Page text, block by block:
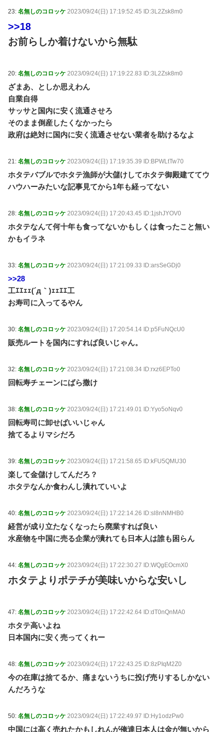
23: 名無しのコロッケ 2023/09/24(日) 17:19:52.45 ID:3L2Zsk8m0
>>18
お前らしか着けないから無駄
20: 名無しのコロッケ 2023/09/24(日) 17:19:22.83 ID:3L2Zsk8m0
ざまあ、としか思えわん
自業自得
サッサと国内に安く流通させろ
そのまま倒産したくなかったら
政府は絶対に国内に安く流通させない業者を助けるなよ
21: 名無しのコロッケ 2023/09/24(日) 17:19:35.39 ID:BPWLtTw70
ホタテバブルでホタテ漁師が大儲けしてホタテ御殿建ててウ
ハウハーみたいな記事見てから1年も経ってない
28: 名無しのコロッケ 2023/09/24(日) 17:20:43.45 ID:1jshJYOV0
ホタテなんて何十年も食ってないかもしくは食ったこと無い
かもイラネ
33: 名無しのコロッケ 2023/09/24(日) 17:21:09.33 ID:arsSeGDj0
>>28
工ｴｴｪｪ(´д｀)ｪｪｴｴ工
お寿司に入ってるやん
30: 名無しのコロッケ 2023/09/24(日) 17:20:54.14 ID:p5FuNQcU0
販売ルートを国内にすれば良いじゃん。
32: 名無しのコロッケ 2023/09/24(日) 17:21:08.34 ID:rxz6EPTo0
回転寿チェーンにばら撒け
38: 名無しのコロッケ 2023/09/24(日) 17:21:49.01 ID:Yyo5oNqv0
回転寿司に卸せばいいじゃん
捨てるよりマシだろ
39: 名無しのコロッケ 2023/09/24(日) 17:21:58.65 ID:kFU5QMU30
楽して金儲けしてんだろ？
ホタテなんか食わんし潰れていいよ
40: 名無しのコロッケ 2023/09/24(日) 17:22:14.26 ID:sl8nNMHB0
経営が成り立たなくなったら廃業すれば良い
水産物を中国に売る企業が潰れても日本人は誰も困らん
44: 名無しのコロッケ 2023/09/24(日) 17:22:30.27 ID:WQgEOcmX0
ホタテよりポテチが美味いからな安いし
47: 名無しのコロッケ 2023/09/24(日) 17:22:42.64 ID:dT0nQnMA0
ホタテ高いよね
日本国内に安く売ってくれー
48: 名無しのコロッケ 2023/09/24(日) 17:22:43.25 ID:8zPIqM2Z0
今の在庫は捨てるか、痛まないうちに投げ売りするしかない
んだろうな
50: 名無しのコロッケ 2023/09/24(日) 17:22:49.97 ID:Hy1odzPw0
中国には高く売れたかもしれんが俺達日本人は金が無いから